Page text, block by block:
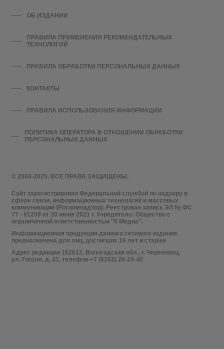
© 2004-2025. ВСЕ ПРАВА ЗАЩИЩЕНЫ.
Сайт зарегистрирован Федеральной службой по надзору в
сфере связи, информационных технологий и массовых
коммуникаций (Роскомнадзор). Реестровая запись ЭЛ № ФС
77 - 81209 от 30 июня 2021 г. Учредитель: Общество с
ограниченной ответственностью "К Медиа".
Информационная продукция данного сетевого издания
предназначена для лиц, достигших 16 лет и старше
Адрес редакции 162612, Вологодская обл., г. Череповец,
ул. Гоголя, д. 43, телефон +7 (8202) 28-20-40
ОБ ИЗДАНИИ
ПРАВИЛА ПРИМЕНЕНИЯ РЕКОМЕНДАТЕЛЬНЫХ
ТЕХНОЛОГИЙ
ПРАВИЛА ОБРАБОТКИ ПЕРСОНАЛЬНЫХ ДАННЫХ
КОНТАКТЫ
ПРАВИЛА ИСПОЛЬЗОВАНИЯ ИНФОРМАЦИИ
ПОЛИТИКА ОПЕРАТОРА В ОТНОШЕНИИ ОБРАБОТКИ
ПЕРСОНАЛЬНЫХ ДАННЫХ